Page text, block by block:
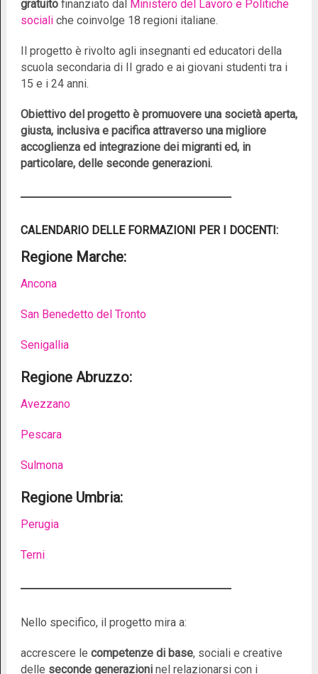
gratuitofinanziato dal Ministero del Lavoro e Politiche
socialiche coinvolge 18 regioni italiane.
Il progetto è rivolto agli insegnanti ed educatori della
scuola secondaria di II grado e ai giovani studenti tra i
15 e i 24 anni.
Obiettivo del progetto è promuovere una società aperta,
giusta, inclusiva e pacifica attraverso una migliore
accoglienza ed integrazione dei migranti ed, in
particolare, delle seconde generazioni.
CALENDARIO DELLE FORMAZIONI PER I DOCENTI:
Regione Marche:
Ancona
San Benedetto del Tronto
Senigallia
Regione Abruzzo:
Avezzano
Pescara
Sulmona
Regione Umbria:
Perugia
Terni
Nello specifico, il progetto mira a:
accrescere le competenze di base, sociali e creative
delle seconde generazioninel relazionarsi con i